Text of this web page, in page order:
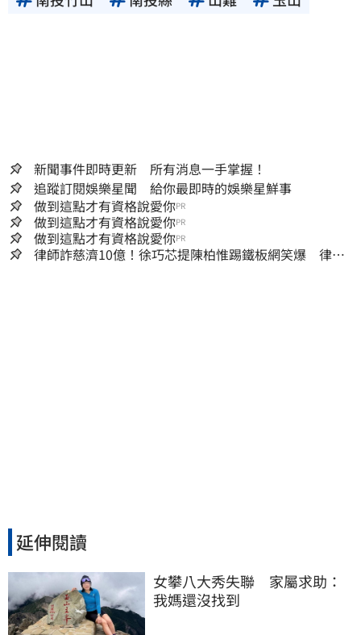
新聞事件即時更新 所有消息一手掌握！
追蹤訂閱娛樂星聞 給你最即時的娛樂星鮮事
做到這點才有資格說愛你PR
做到這點才有資格說愛你PR
做到這點才有資格說愛你PR
律師詐慈濟10億！徐巧芯提陳柏惟踢鐵板網笑爆 律師
延伸閱讀
女攀八大秀失聯　家屬求助：
我媽還沒找到